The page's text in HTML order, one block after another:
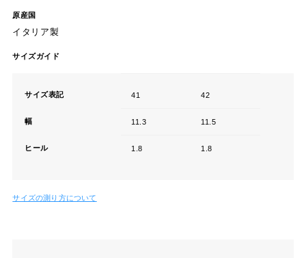
原産国
イタリア製
サイズガイド
サイズ表記 41 42
幅 11.3 11.5
ヒール 1.8 1.8
サイズの測り方について